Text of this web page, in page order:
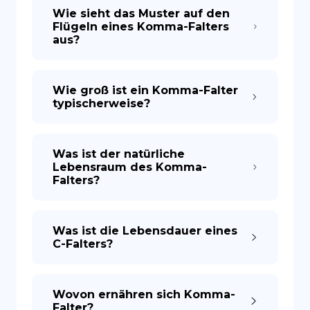
Wie sieht das Muster auf den
Flügeln eines Komma-Falters
aus?
Wie groß ist ein Komma-Falter
typischerweise?
Was ist der natürliche
Lebensraum des Komma-
Falters?
Was ist die Lebensdauer eines
C-Falters?
Wovon ernähren sich Komma-